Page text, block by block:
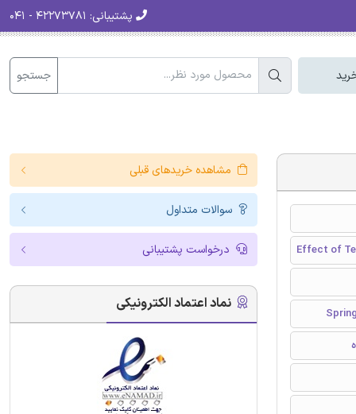
پشتیبانی:
جستجو
Effect of
مشاهده خریدهای قبلی
سوالات متداول
درخواست پشتیبانی
نماد اعتماد الکترونیکی